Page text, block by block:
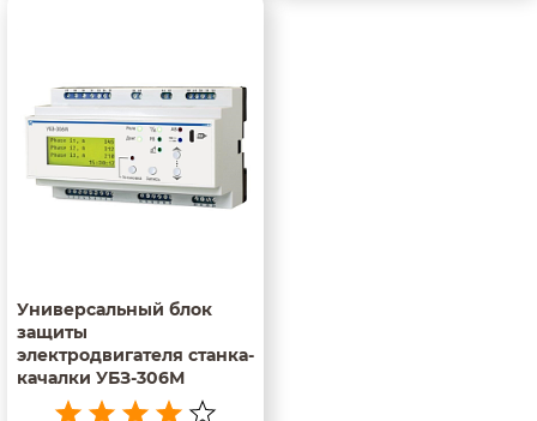
Универсальный блок
защиты
электродвигателя станка-
качалки УБЗ-306М